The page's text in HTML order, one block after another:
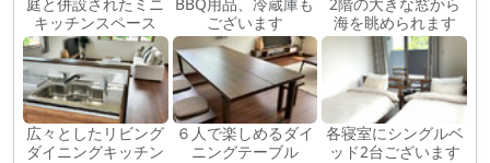
キッチンスペース
ございます
海を眺められます
広々としたリビング
ダイニングキッチン
６人で楽しめるダイ
ニングテーブル
各寝室にシングルベ
ッド2台ございます